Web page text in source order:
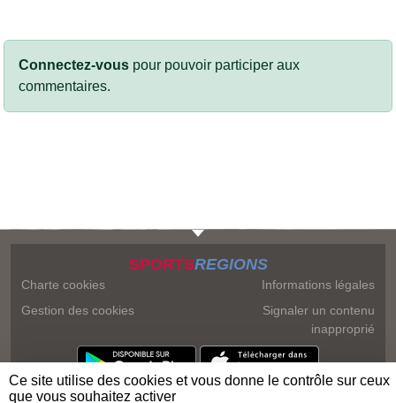
Connectez-vous pour pouvoir participer aux
commentaires.
SPORTSREGIONS
Charte cookies
Gestion des cookies
Informations légales
Signaler un contenu
inapproprié
Ce site utilise des cookies et vous donne le contrôle sur ceux
que vous souhaitez activer